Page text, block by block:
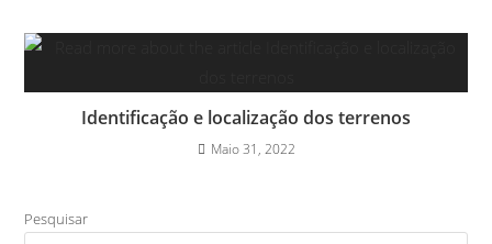
Identificação e localização dos terrenos
Maio 31, 2022
Pesquisar